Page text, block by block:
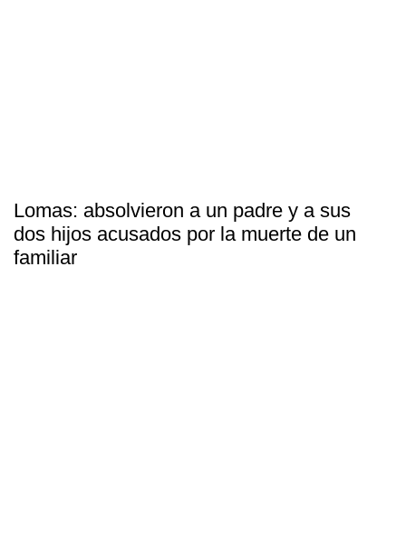
Lomas: absolvieron a un padre y a sus
dos hijos acusados por la muerte de un
familiar